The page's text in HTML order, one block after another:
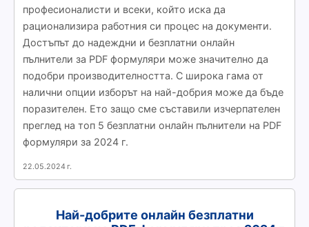
професионалисти и всеки, който иска да
рационализира работния си процес на документи.
Достъпът до надеждни и безплатни онлайн
пълнители за PDF формуляри може значително да
подобри производителността. С широка гама от
налични опции изборът на най-добрия може да бъде
поразителен. Ето защо сме съставили изчерпателен
преглед на топ 5 безплатни онлайн пълнители на PDF
формуляри за 2024 г.
22.05.2024 г.
Най-добрите онлайн безплатни